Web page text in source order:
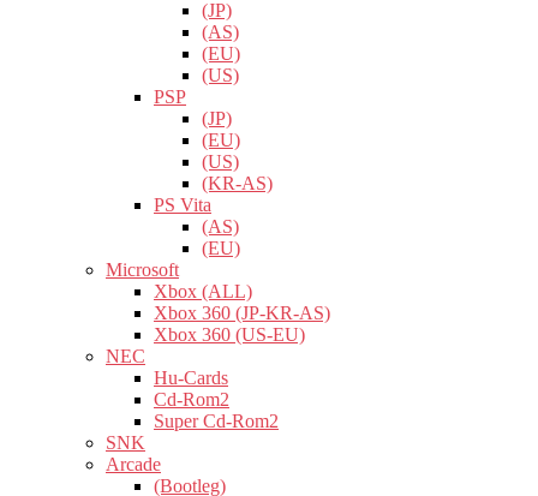
(JP)
(AS)
(EU)
(US)
PSP
(JP)
(EU)
(US)
(KR-AS)
PS Vita
(AS)
(EU)
Microsoft
Xbox (ALL)
Xbox 360 (JP-KR-AS)
Xbox 360 (US-EU)
NEC
Hu-Cards
Cd-Rom2
Super Cd-Rom2
SNK
Arcade
(Bootleg)